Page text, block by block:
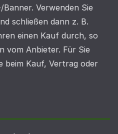
Verwenden Sie
schließen dann z. B.
einen Kauf durch, so
vom Anbieter. Für Sie
beim Kauf, Vertrag oder